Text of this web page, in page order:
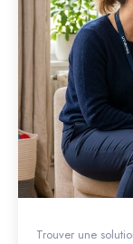
Trouver une